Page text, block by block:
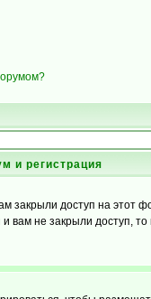
и регистрация
доступ на этот
не закрыли доступ,